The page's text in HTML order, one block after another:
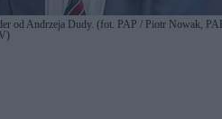
od Andrzeja Dudy. (fot. PAP / Piotr Nowak,